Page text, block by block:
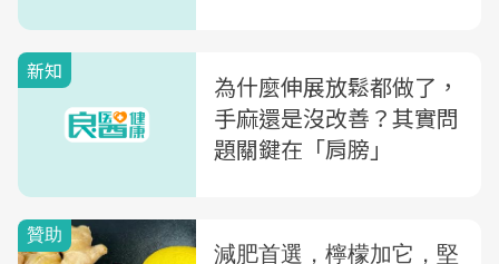
新知
為什麼伸展放鬆都做了，
手麻還是沒改善？其實問
題關鍵在「肩膀」